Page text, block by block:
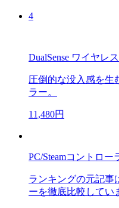
4
DualSense ワイヤレ
圧倒的な没入感を生
ラー。
11,480円
PC/Steamコントロ
ランキングの元記事
ーを徹底比較してい